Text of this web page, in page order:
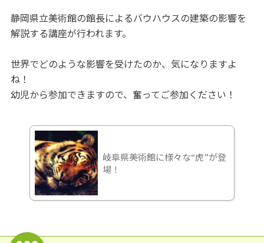
静岡県立美術館の館長によるバウハウスの建築の影響を
解説する講座が行われます。
世界でどのような影響を受けたのか、気になりますよ
ね！
幼児から参加できますので、奮ってご参加ください！
岐阜県美術館に様々な“虎”が登
場！